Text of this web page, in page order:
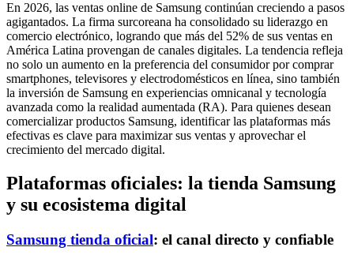
En 2026, las ventas online de Samsung continúan creciendo a pasos
agigantados. La firma surcoreana ha consolidado su liderazgo en
comercio electrónico, logrando que más del 52% de sus ventas en
América Latina provengan de canales digitales. La tendencia refleja
no solo un aumento en la preferencia del consumidor por comprar
smartphones, televisores y electrodomésticos en línea, sino también
la inversión de Samsung en experiencias omnicanal y tecnología
avanzada como la realidad aumentada (RA). Para quienes desean
comercializar productos Samsung, identificar las plataformas más
efectivas es clave para maximizar sus ventas y aprovechar el
crecimiento del mercado digital.
Plataformas oficiales: la tienda Samsung
y su ecosistema digital
Samsung tienda oficial: el canal directo y confiable